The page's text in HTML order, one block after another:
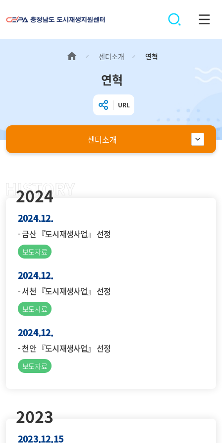
센터소개 연혁
연혁
URL
센터소개
2024.12.
- 금산 『도시재생사업』 선정
보도자료
2024.12.
- 서천 『도시재생사업』 선정
보도자료
2024.12.
- 천안 『도시재생사업』 선정
보도자료
2024
2023
2023.12.15